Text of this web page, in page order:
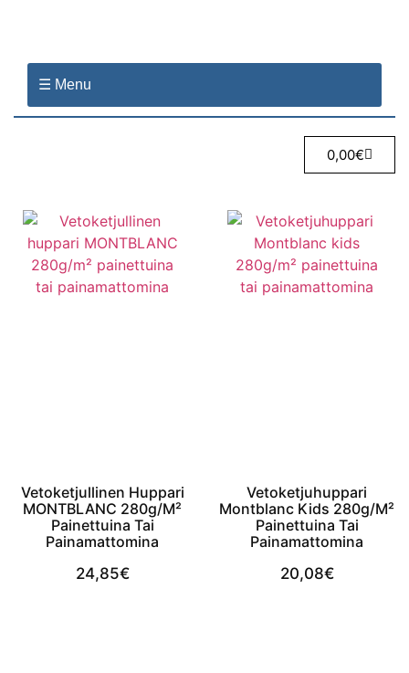
☰ Menu
0,00€
Vetoketjullinen Huppari
MONTBLANC 280g/m²
Painettuina Tai
Painamattomina
24,85€
Vetoketjuhuppari
Montblanc Kids 280g/m²
Painettuina Tai
Painamattomina
20,08€